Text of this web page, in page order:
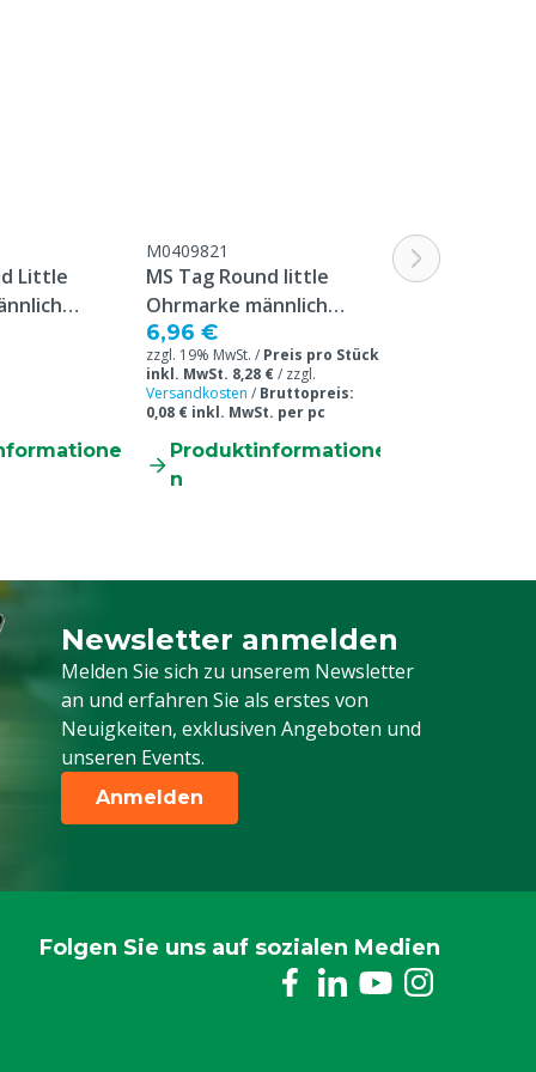
Little
M0409821
MS Tag Round little
Ohrmarke männlich
blanco, 100 Stück
6,96 €
zzgl. 19% MwSt. / Preis pro Stück
inkl. MwSt. 8,28 €/ zzgl.
Versandkosten / Bruttopreis:
0,08 € inkl. MwSt. per pc
Produktinformatione
n
Newsletter anmelden
Melden Sie sich zu unserem Newsletter
an und erfahren Sie als erstes von
Neuigkeiten, exklusiven Angeboten und
unseren Events.
Melden Sie sich für unseren Newsletter
Anmelden
Folgen Sie uns auf sozialen Medien